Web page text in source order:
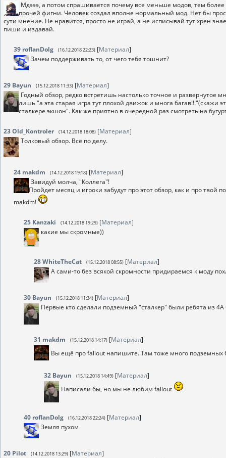
Мдэээ, а потом спрашивается почему все меньше модов, тем
прочей фигни. Человек создал вполне нормальный мод. Нет бы
сути мнение. Не нравится, просто не играй, а не исписывай тут хрен
пиши и издавай.
39 roflanDolg (16.12.2018 22:23) [Материал]
Зачем поддерживать то, от чего тебя тошнит?
29 Bayun (15.12.2018 11:33) [Материал]
Годный обзор, редко встретишь настолько точное и развернутое
лишь "а эта старая игра тут плохой движок и многа
сталкере экшон". Как же приятно в очередной раз смотреть на
23Old_Kontroler (14.12.2018 18:08) [Материал]
Толковый обзор. Всё по делу.
24 makdm (14.12.2018 19:18) [Материал]
Завидуй молча, "Коллега"!
Пройдет месяц и игроки забудут про этот обзор, как и про
makdm!
25 Kanzaki (14.12.2018 19:29) [Материал]
какие мы скромные))
28WhiteTheCat (15.12.2018 08:55) [Материал]
А сами-то без всякой скромности придираемся к моду
30 Bayun (15.12.2018 11:34) [Материал]
Первые кто сделали подземный "сталкер" были ребята из 4A
31 makdm (15.12.2018 14:17) [Материал]
Вы ещё про fallout напишите. Там тоже много подземных
32 Bayun (15.12.2018 14:49) [Материал]
Написали бы, но мы не любим fallout
40 roflanDolg (16.12.2018 22:24) [Материал]
Земля пухом
20 Pilot (14.12.2018 13:29) [Материал]